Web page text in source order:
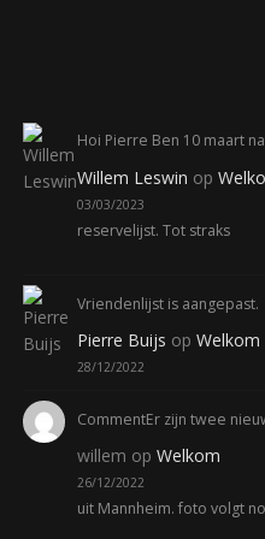
Willem Leswin op
03/03/2023
Hoi Pierre Ben 10 maart
reservelijst. Tot straks
Pierre Buijs opWelkom
28/12/2022
Vriendenlijst is aangepast.
willem opWelkom
26/12/2022
CommentEr zijn twee
uit Mannheim. foto volgt